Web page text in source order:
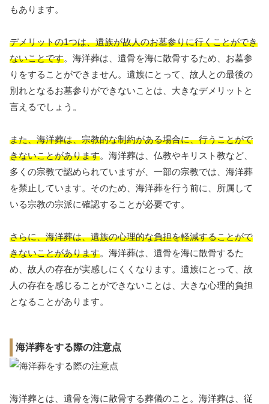
もあります。
デメリットの1つは、遺族が故人のお墓参りに行くことができ
ないことです。海洋葬は、遺骨を海に散骨するため、お墓参
りをすることができません。遺族にとって、故人との最後の
別れとなるお墓参りができないことは、大きなデメリットと
言えるでしょう。
また、海洋葬は、宗教的な制約がある場合に、行うことがで
きないことがあります。海洋葬は、仏教やキリスト教など、
多くの宗教で認められていますが、一部の宗教では、海洋葬
を禁止しています。そのため、海洋葬を行う前に、所属して
いる宗教の宗派に確認することが必要です。
さらに、海洋葬は、遺族の心理的な負担を軽減することがで
きないことがあります。海洋葬は、遺骨を海に散骨するた
め、故人の存在が実感しにくくなります。遺族にとって、故
人の存在を感じることができないことは、大きな心理的負担
となることがあります。
海洋葬をする際の注意点
海洋葬とは、遺骨を海に散骨する葬儀のこと。海洋葬は、従